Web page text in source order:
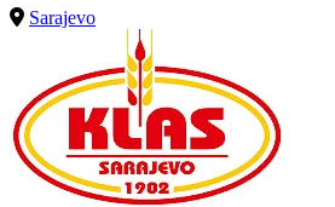
Sarajevo